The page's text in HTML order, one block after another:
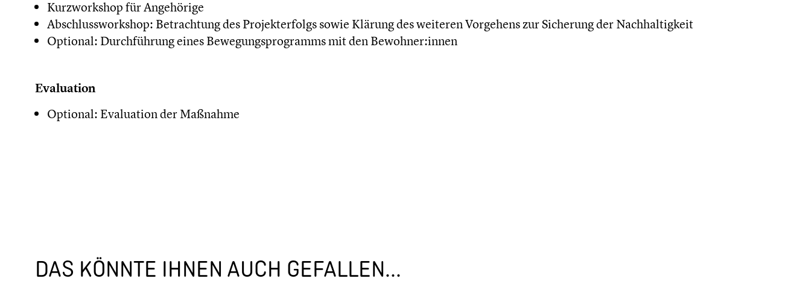
Kurzworkshop für Angehörige
Abschlussworkshop: Betrachtung des Projekterfolgs sowie Klärung des weiteren Vorgehens zur Sicherung der Nachhaltigkeit
Optional: Durchführung eines Bewegungsprogramms mit den Bewohner:innen
Evaluation
Optional: Evaluation der Maßnahme
DAS KÖNNTE IHNEN AUCH GEFALLEN...